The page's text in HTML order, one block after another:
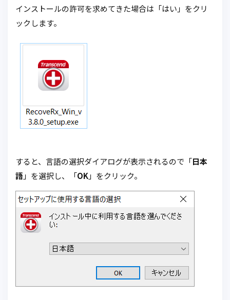
インストールの許可を求めてきた場合は「はい」をクリ
ックします。
すると、言語の選択ダイアログが表示されるので「日本
語」を選択し、「OK」をクリック。